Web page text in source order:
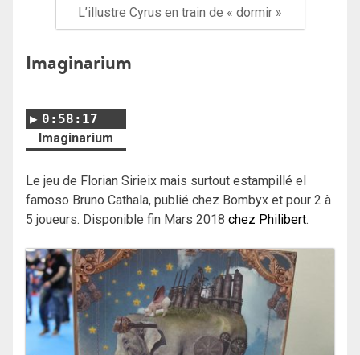
L’illustre Cyrus en train de « dormir »
Imaginarium
0:58:17
Imaginarium
Le jeu de Florian Sirieix mais surtout estampillé el
famoso Bruno Cathala, publié chez Bombyx et pour 2 à
5 joueurs. Disponible fin Mars 2018 chez Philibert.